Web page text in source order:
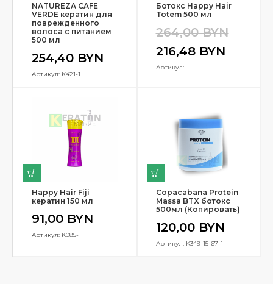
NATUREZA CAFE
VERDE кератин для
поврежденного
волоса с питанием
500 мл
254,40 BYN
Артикул: K421-1
Ботокс Happy Hair
Totem 500 мл
264,00BYN
216,48 BYN
Артикул:
Happy Hair Fiji
кератин 150 мл
91,00 BYN
Артикул: K085-1
Copacabana Protein
Massa BTX ботокс
500мл (Копировать)
120,00 BYN
Артикул: K349-15-67-1